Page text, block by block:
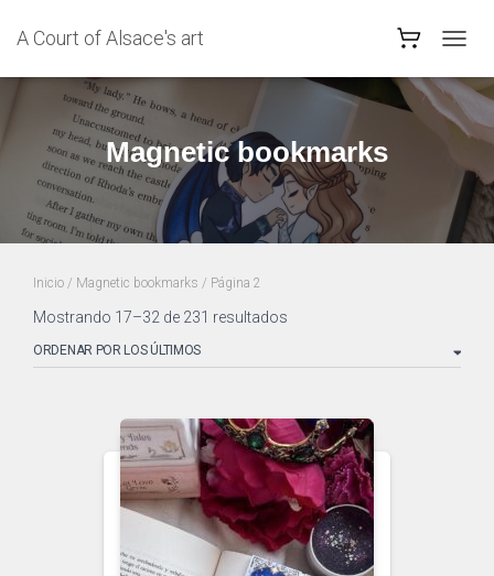
A Court of Alsace's art
MODO
DE
Magnetic bookmarks
Inicio / Magnetic bookmarks / Página 2
Mostrando 17–32 de 231 resultados
los